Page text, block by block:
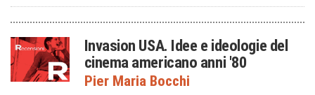
Invasion USA. Idee e ideologie del
cinema americano anni '80
Pier Maria Bocchi